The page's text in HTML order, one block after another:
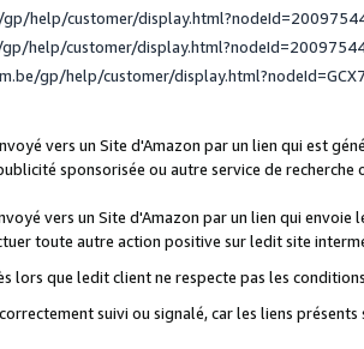
help/customer/
help/customer/
gp/help/customer/
vers un Site d'Amazon par un lien qui est
sponsorisée ou autre service de
vers un Site d'Amazon par un lien qui
toute autre action positive sur ledit site
lors que ledit client ne respecte pas les
suivi ou signalé, car les liens